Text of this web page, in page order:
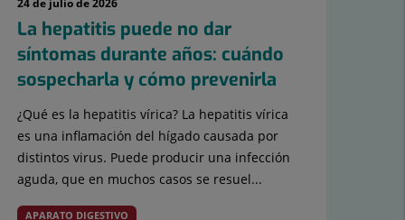
La hepatitis puede no dar
síntomas durante años: cuándo
sospecharla y cómo prevenirla
¿Qué es la hepatitis vírica? La hepatitis vírica
es una inflamación del hígado causada por
distintos virus. Puede producir una infección
aguda, que en muchos casos se resuel...
APARATO DIGESTIVO